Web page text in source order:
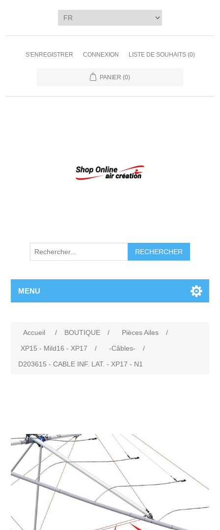
S'ENREGISTRER CONNEXION LISTE DE SOUHAITS (0)
PANIER (0)
RECHERCHER
MENU
Accueil / BOUTIQUE / Pièces Ailes
/
XP15 - Mild16 - XP17
/ -Câbles-
/
D203615 - CABLE INF. LAT. - XP17 - N1